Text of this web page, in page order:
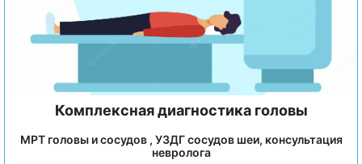
Комплексная диагностика головы
МРТ головы и сосудов , УЗДГ сосудов шеи, консультация
невролога